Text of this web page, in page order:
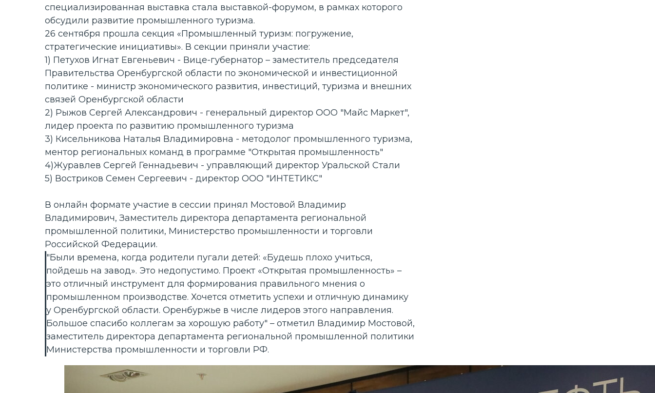
специализированная выставка стала выставкой-форумом, в рамках которого
обсудили развитие промышленного туризма.
26 сентября прошла секция «Промышленный туризм: погружение,
стратегические инициативы». В секции приняли участие:
1) Петухов Игнат Евгеньевич - Вице-губернатор – заместитель председателя
Правительства Оренбургской области по экономической и инвестиционной
политике - министр экономического развития, инвестиций, туризма и внешних
связей Оренбургской области
2) Рыжов Сергей Александрович - генеральный директор ООО "Майс Маркет",
лидер проекта по развитию промышленного туризма
3) Кисельникова Наталья Владимировна - методолог промышленного туризма,
ментор региональных команд в программе "Открытая промышленность"
4)Журавлев Сергей Геннадьевич - управляющий директор Уральской Стали
5) Востриков Семен Сергеевич - директор ООО "ИНТЕТИКС"
В онлайн формате участие в сессии принял Мостовой Владимир
Владимирович, Заместитель директора департамента региональной
промышленной политики, Министерство промышленности и торговли
Российской Федерации.
"Были времена, когда родители пугали детей: «Будешь плохо учиться,
пойдешь на завод». Это недопустимо. Проект «Открытая промышленность» –
это отличный инструмент для формирования правильного мнения о
промышленном производстве. Хочется отметить успехи и отличную динамику
у Оренбургской области. Оренбуржье в числе лидеров этого направления.
Большое спасибо коллегам за хорошую работу" – отметил Владимир Мостовой,
заместитель директора департамента региональной промышленной политики
Министерства промышленности и торговли РФ.